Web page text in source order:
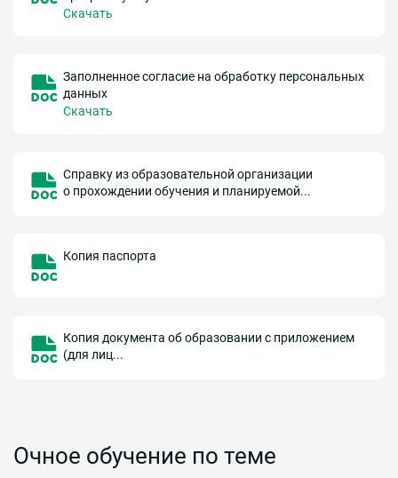
Скачать
Заполненное согласие на обработку персональных
данных
Скачать
Справку из образовательной организации
о прохождении обучения и планируемой...
Копия паспорта
Копия документа об образовании с приложением
(для лиц...
Очное обучение по теме